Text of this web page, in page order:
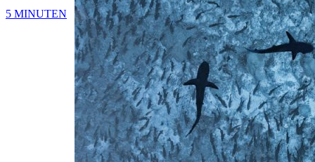
5 MINUTEN